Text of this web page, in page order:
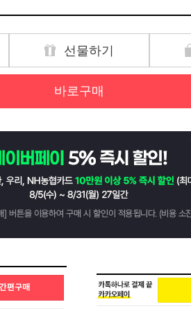
선물하기
바로구매